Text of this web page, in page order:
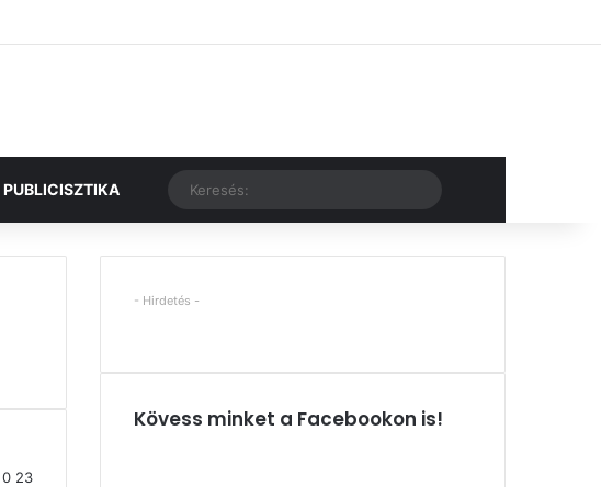
PUBLICISZTIKA Véletlen cikk
0 23
- Hirdetés -
Kövess minket a Facebookon is!